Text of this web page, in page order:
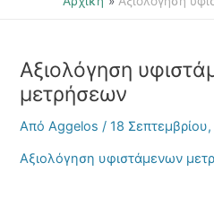
Αξιολόγηση
μετρήσεων
ΑπόAggelos/18
Αξιολόγηση υφιστάμενων